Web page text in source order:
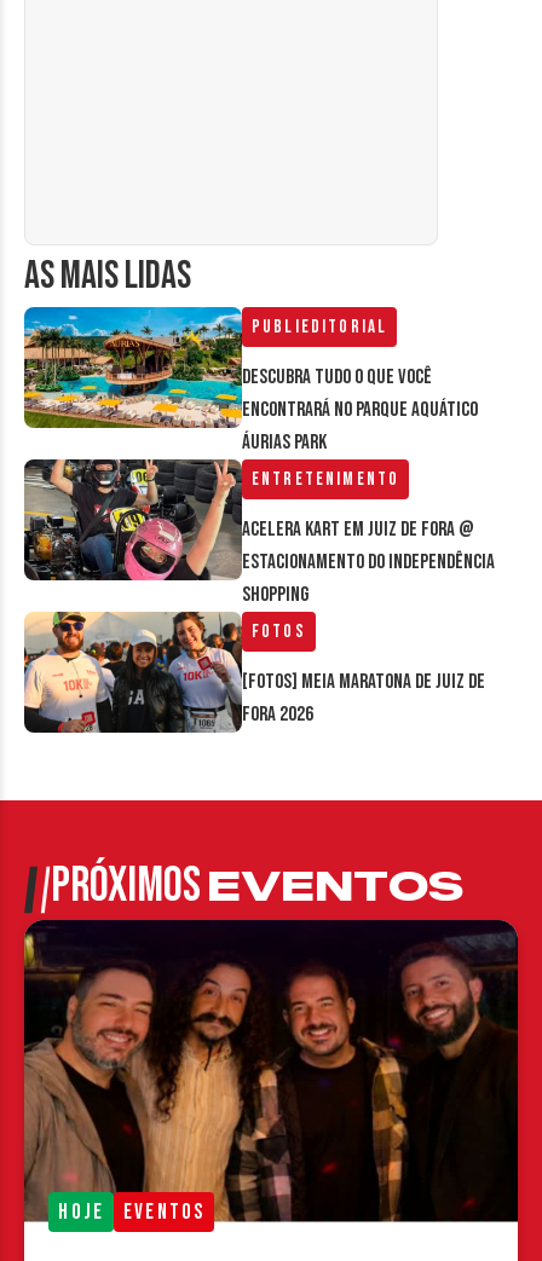
AS MAIS LIDAS
Publieditorial
Descubra tudo o que você
encontrará no parque aquático
Áurias Park
Entretenimento
Acelera Kart em Juiz de Fora @
estacionamento do Independência
Shopping
Fotos
[FOTOS] Meia Maratona de Juiz de
Fora 2026
PRÓXIMOSEVENTOS
HOJE EVENTOS